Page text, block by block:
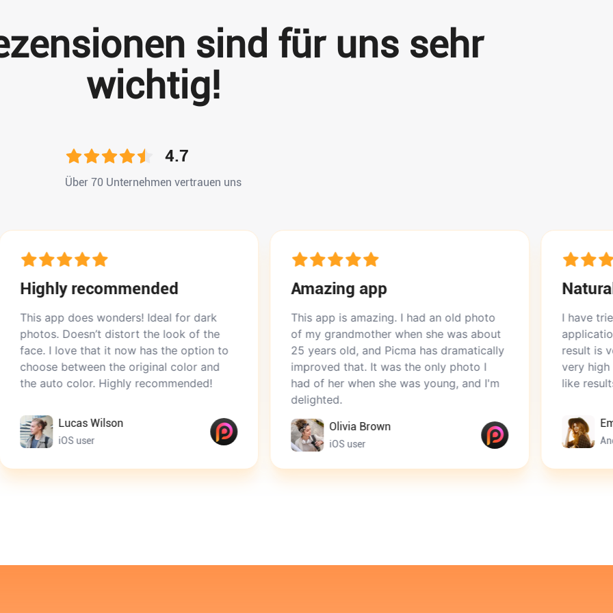
sind für uns sehr
wichtig!
4.7
Über 70 Unternehmen vertrauen uns
recommended
does wonders! Ideal for dark
distort the look of the
that it now has the option to
the original color and
color. Highly recommended!
Lucas Wilson
user
Amazing app
This app is amazing. I had an old photo
of my grandmother when she was about
25 years old, and Picma has dramatically
improved that. It was the only photo I
had of her when she was young, and I'm
Olivia Brown
iOS user
Natural and
I have tried many AI
applications. This
result is very natural
very high quality.
like results. Picma is
Emma Garcia
Android user